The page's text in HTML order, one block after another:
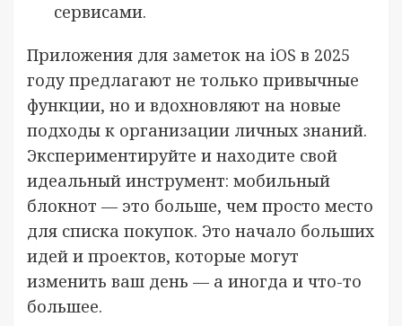
сервисами.
Приложения для заметок на iOS в 2025
году предлагают не только привычные
функции, но и вдохновляют на новые
подходы к организации личных знаний.
Экспериментируйте и находите свой
идеальный инструмент: мобильный
блокнот — это больше, чем просто место
для списка покупок. Это начало больших
идей и проектов, которые могут
изменить ваш день — а иногда и что-то
большее.